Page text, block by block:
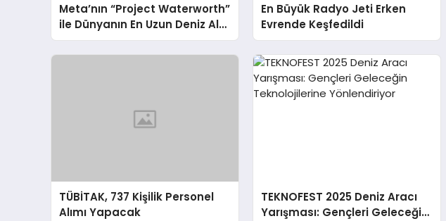
Meta’nın “Project Waterworth”
ile Dünyanın En Uzun Deniz Altı
Kablosu
En Büyük Radyo Jeti Erken
Evrende Keşfedildi
TÜBİTAK, 737 Kişilik Personel
Alımı Yapacak
TEKNOFEST 2025 Deniz Aracı
Yarışması: Gençleri Geleceğin